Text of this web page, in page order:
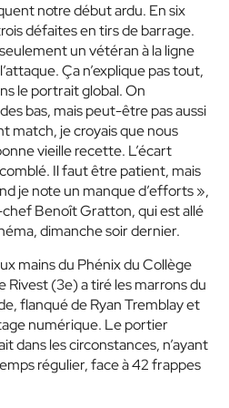
notre début ardu. En six
défaites en tirs de barrage.
un vétéran à la ligne
Ça n’explique pas tout,
le portrait global. On
bas, mais peut-être pas aussi
match, je croyais que nous
vieille recette. L’écart
Il faut être patient, mais
je note un manque d’efforts »,
Benoît Gratton, qui est allé
dimanche soir dernier.
mains du Phénix du Collège
(3e) a tiré les marrons du
flanqué de Ryan Tremblay et
numérique. Le portier
dans les circonstances, n’ayant
régulier, face à 42 frappes